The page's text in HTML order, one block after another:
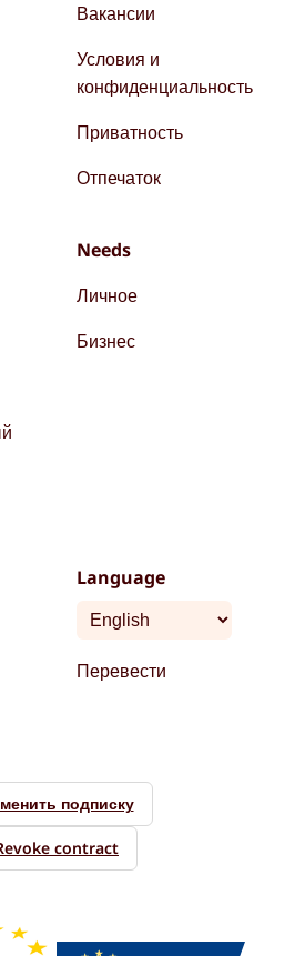
Вакансии
Условия и
конфиденциальность
Приватность
Отпечаток
Needs
Личное
Бизнес
Language
Перевести
подписку
contract